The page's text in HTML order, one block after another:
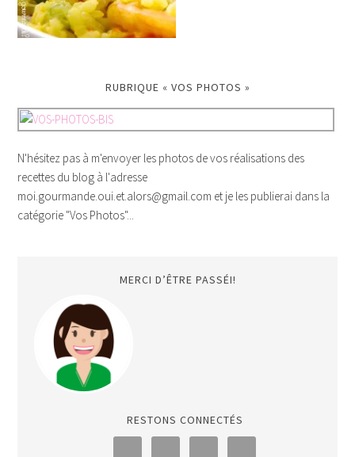
RUBRIQUE « VOS PHOTOS »
N'hésitez pas à m'envoyer les photos de vos réalisations des
recettes du blog à l'adresse
moi.gourmande.oui.et.alors@gmail.com et je les publierai dans la
catégorie "Vos Photos"...
MERCI D’ÊTRE PASSÉI!
RESTONS CONNECTÉS